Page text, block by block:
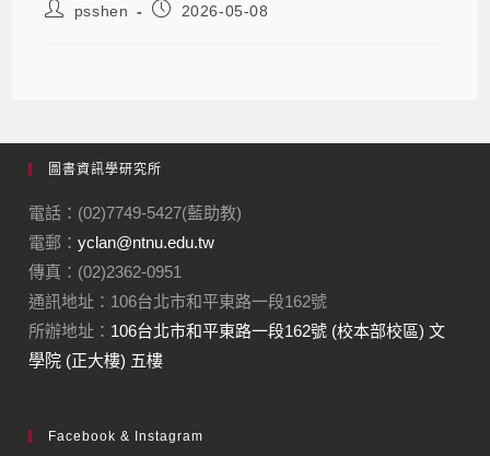
psshen 2026-05-08
圖書資訊學研究所
電話：(02)7749-5427(藍助教)
電郵：yclan@ntnu.edu.tw
傳真：(02)2362-0951
通訊地址：106台北市和平東路一段162號
所辦地址： 106台北市和平東路一段162號 (校本部校區) 文
學院 (正大樓) 五樓
Facebook & Instagram